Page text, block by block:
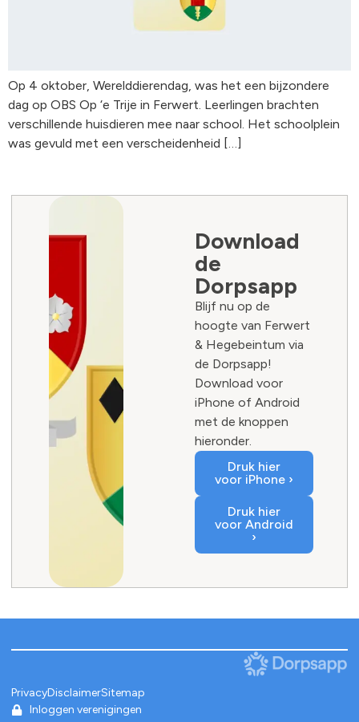
Op 4 oktober, Werelddierendag, was het een bijzondere
dag op OBS Op ‘e Trije in Ferwert. Leerlingen brachten
verschillende huisdieren mee naar school. Het schoolplein
was gevuld met een verscheidenheid […]
Download
de
Dorpsapp
Blijf nu op de
hoogte van Ferwert
& Hegebeintum via
de Dorpsapp!
Download voor
iPhone of Android
met de knoppen
hieronder.
Druk hier
voor iPhone ›
Druk hier
voor Android
›
PrivacyDisclaimerSitemap
Inloggen verenigingen